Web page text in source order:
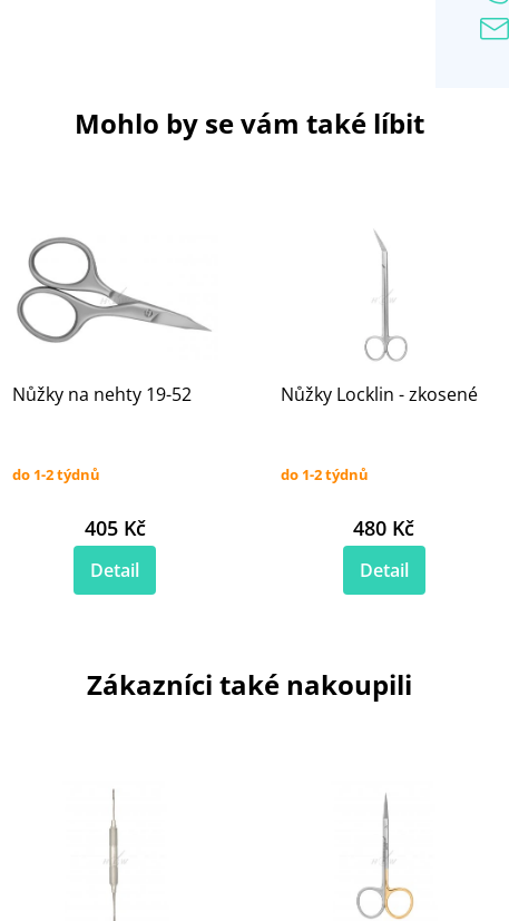
Mohlo by se vám také líbit
Nůžky na nehty 19-52
do 1-2 týdnů
405 Kč
Detail
Nůžky Locklin - zkosené
do 1-2 týdnů
480 Kč
Detail
Zákazníci také nakoupili